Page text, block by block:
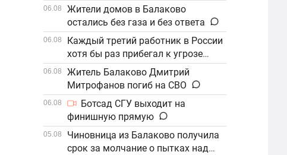
06.08
Жители домов в Балаково
остались без газа и без ответа
06.08
Каждый третий работник в России
хотя бы раз прибегал к угрозе
увольнения
06.08
Житель Балаково Дмитрий
Митрофанов погиб на СВО
06.08
Ботсад СГУ выходит на
финишную прямую
05.08
Чиновница из Балаково получила
срок за молчание о пытках над